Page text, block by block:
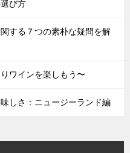
び方
する７つの素朴な疑問を解
ワインを楽しもう〜
しさ：ニュージーランド編